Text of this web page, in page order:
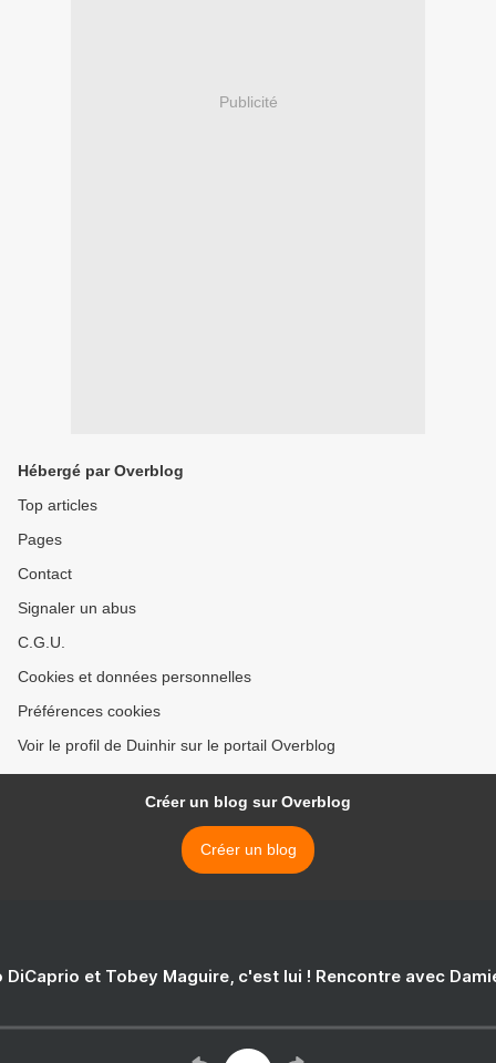
Publicité
Hébergé par Overblog
Top articles
Pages
Contact
Signaler un abus
C.G.U.
Cookies et données personnelles
Préférences cookies
Voir le profil de Duinhir sur le portail Overblog
Créer un blog sur Overblog
Créer un blog
DiCaprio et Tobey Maguire, c'est lui ! Rencontre avec